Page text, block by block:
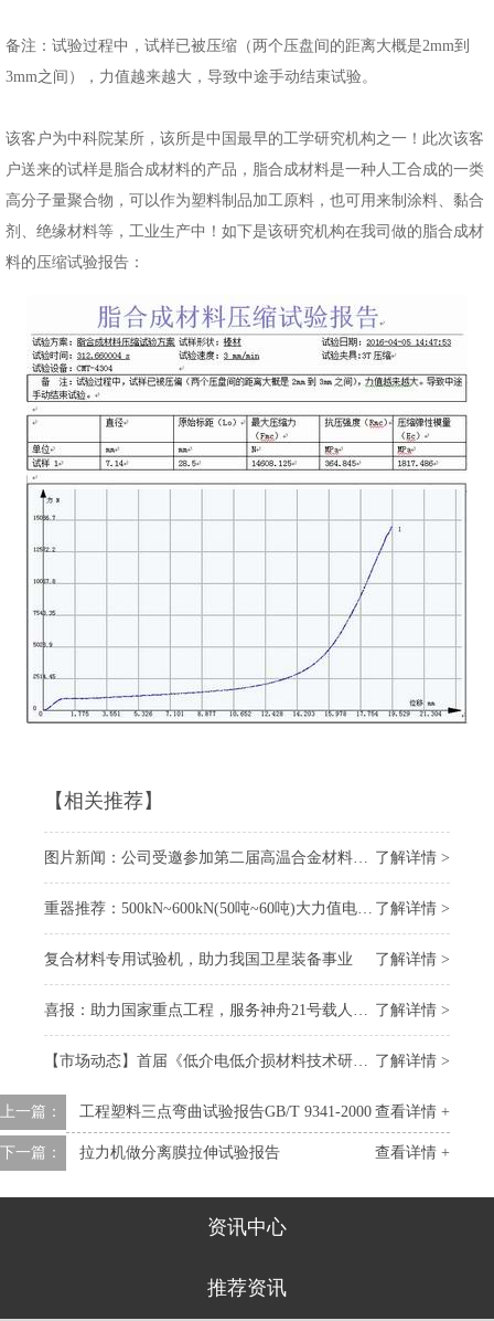
备注：试验过程中，试样已被压缩（两个压盘间的距离大概是2mm到
3mm之间），力值越来越大，导致中途手动结束试验。
该客户为中科院某所，该所是中国最早的工学研究机构之一！此次该客
户送来的试样是脂合成材料的产品，脂合成材料是一种人工合成的一类
高分子量聚合物，可以作为塑料制品加工原料，也可用来制涂料、黏合
剂、绝缘材料等，工业生产中！如下是该研究机构在我司做的脂合成材
料的压缩试验报告：
【相关推荐】
了解详情 >
图片新闻：公司受邀参加第二届高温合金材料大会
了解详情 >
重器推荐：500kN~600kN(50吨~60吨)大力值电子万能试验机
了解详情 >
复合材料专用试验机，助力我国卫星装备事业
了解详情 >
喜报：助力国家重点工程，服务神舟21号载人飞船 “上太空”
了解详情 >
【市场动态】首届《低介电低介损材料技术研讨会》召开，我司受邀参会
查看详情 +
上一篇： 工程塑料三点弯曲试验报告GB/T 9341-2000
查看详情 +
下一篇： 拉力机做分离膜拉伸试验报告
资讯中心
推荐资讯